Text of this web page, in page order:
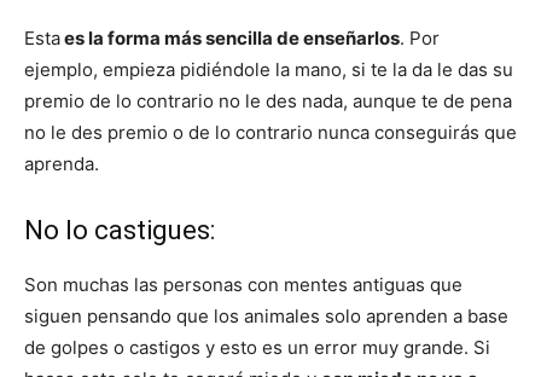
Estaes la forma más sencilla de enseñarlos. Por
ejemplo, empieza pidiéndole la mano, si te la da le das su
premio de lo contrario no le des nada, aunque te de pena
no le des premio o de lo contrario nunca conseguirás que
aprenda.
No lo castigues:
Son muchas las personas con mentes antiguas que
siguen pensando que los animales solo aprenden a base
de golpes o castigos y esto es un error muy grande. Si